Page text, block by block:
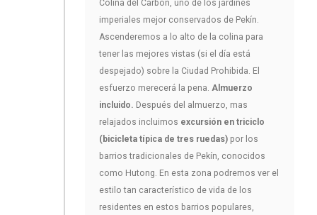
Colina del Carbón, uno de los jardines
imperiales mejor conservados de Pekín.
Ascenderemos a lo alto de la colina para
tener las mejores vistas (si el día está
despejado) sobre la Ciudad Prohibida. El
esfuerzo merecerá la pena. Almuerzo
incluido. Después del almuerzo, mas
relajados incluimos excursión en triciclo
(bicicleta típica de tres ruedas) por los
barrios tradicionales de Pekín, conocidos
como Hutong. En esta zona podremos ver el
estilo tan característico de vida de los
residentes en estos barrios populares,